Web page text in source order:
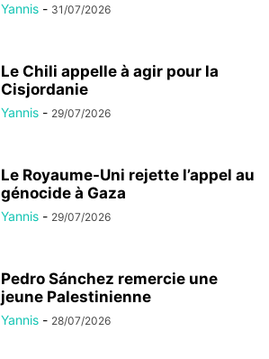
Yannis - 31/07/2026
Le Chili appelle à agir pour la
Cisjordanie
Yannis - 29/07/2026
Le Royaume-Uni rejette l’appel au
génocide à Gaza
Yannis - 29/07/2026
Pedro Sánchez remercie une
jeune Palestinienne
Yannis - 28/07/2026